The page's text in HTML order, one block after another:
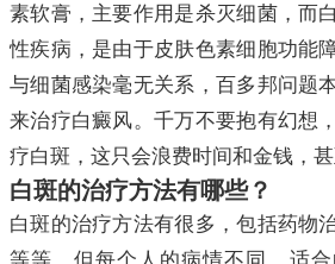
素软膏，主要作用是杀灭细菌，而
性疾病，是由于皮肤色素细胞功能
与细菌感染毫无关系，百多邦问题
来治疗白癜风。千万不要抱有幻想
疗白斑，这只会浪费时间和金钱，甚
白斑的治疗方法有哪些？
白斑的治疗方法有很多，包括药物